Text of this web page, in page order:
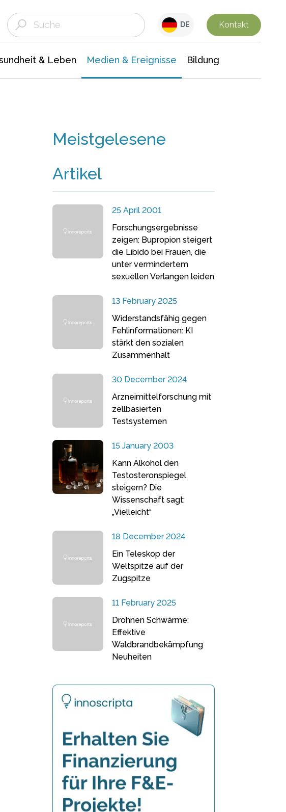
DE Kontakt
& Leben Medien & Ereignisse Bildung
Meistgelesene
Artikel
25 April 2001
Forschungsergebnisse
zeigen: Bupropion steigert
die Libido bei Frauen, die
unter vermindertem
sexuellen Verlangen leiden
13 February 2025
Widerstandsfähig gegen
Fehlinformationen: KI
stärkt den sozialen
Zusammenhalt
30 December 2024
Arzneimittelforschung mit
zellbasierten
Testsystemen
15 January 2003
Kann Alkohol den
Testosteronspiegel
steigern? Die
Wissenschaft sagt:
„Vielleicht“
18 December 2024
Ein Teleskop der
Weltspitze auf der
Zugspitze
11 February 2025
Drohnen Schwärme:
Effektive
Waldbrandbekämpfung
Neuheiten